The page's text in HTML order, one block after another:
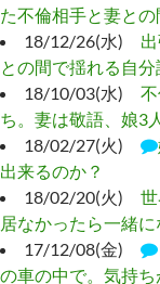
た不倫相手と妻と
18/12/26(水)
との間で揺れる自分
18/10/03(水)
ち。妻は敬語、娘3
18/02/27(火)
出来るのか？
18/02/20(火)
居なかったら一緒に
17/12/08(金)
の車の中で。気持